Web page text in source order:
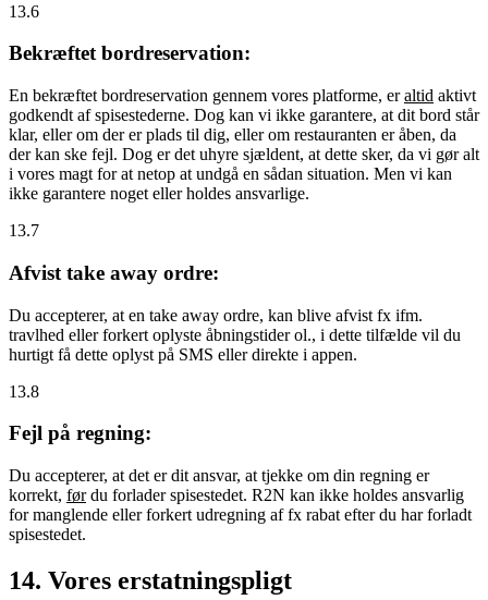
13.6
Bekræftet bordreservation:
En bekræftet bordreservation gennem vores platforme, eraltid aktivt
godkendt af spisestederne. Dog kan vi ikke garantere, at dit bord står
klar, eller om der er plads til dig, eller om restauranten er åben, da
der kan ske fejl. Dog er det uhyre sjældent, at dette sker, da vi gør alt
i vores magt for at netop at undgå en sådan situation. Men vi kan
ikke garantere noget eller holdes ansvarlige.
13.7
Afvist take away ordre:
Du accepterer, at en take away ordre, kan blive afvist fx ifm.
travlhed eller forkert oplyste åbningstider ol., i dette tilfælde vil du
hurtigt få dette oplyst på SMS eller direkte i appen.
13.8
Fejl på regning:
Du accepterer, at det er dit ansvar, at tjekke om din regning er
korrekt, førdu forlader spisestedet. R2N kan ikke holdes ansvarlig
for manglende eller forkert udregning af fx rabat efter du har forladt
spisestedet.
14. Vores erstatningspligt